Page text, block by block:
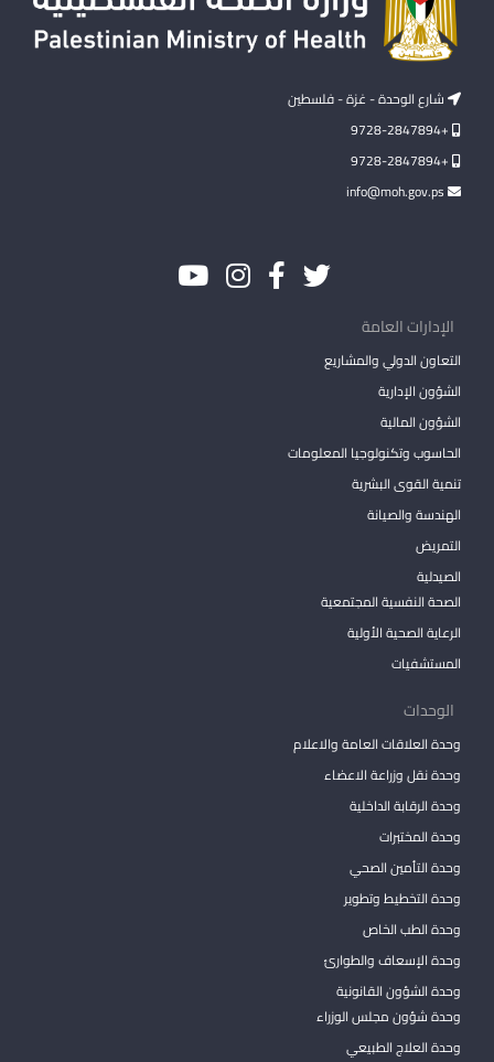
شارع الوحدة - غزة - فلسطين
+9728-2847894
+9728-2847894
الإدارات العامة
التعاون الدولي والمشاريع
الشؤون الإدارية
الشؤون المالية
الحاسوب وتكنولوجيا المعلومات
تنمية القوى البشرية
الهندسة والصيانة
التمريض
الصيدلية
الصحة النفسية المجتمعية
الرعاية الصحية الأولية
المستشفيات
الوحدات
وحدة العلاقات العامة والاعلام
وحدة نقل وزراعة الاعضاء
وحدة الرقابة الداخلية
وحدة المختبرات
وحدة التأمين الصحي
وحدة التخطيط وتطوير
وحدة الطب الخاص
وحدة الإسعاف والطوارئ
وحدة الشؤون القانونية
وحدة شؤون مجلس الوزراء
وحدة العلاج الطبيعي